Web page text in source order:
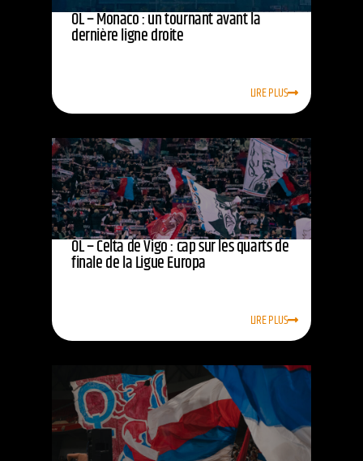
OL – Monaco : un tournant avant la
dernière ligne droite
LIRE PLUS
OL – Celta de Vigo : cap sur les quarts de
finale de la Ligue Europa
LIRE PLUS